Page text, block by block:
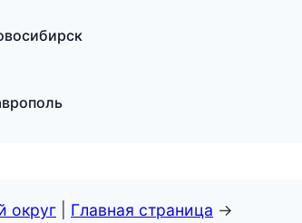
округ Главная страница →